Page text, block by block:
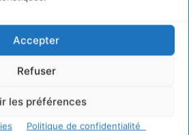
Accepter
Refuser
les préférences
Politique de confidentialité